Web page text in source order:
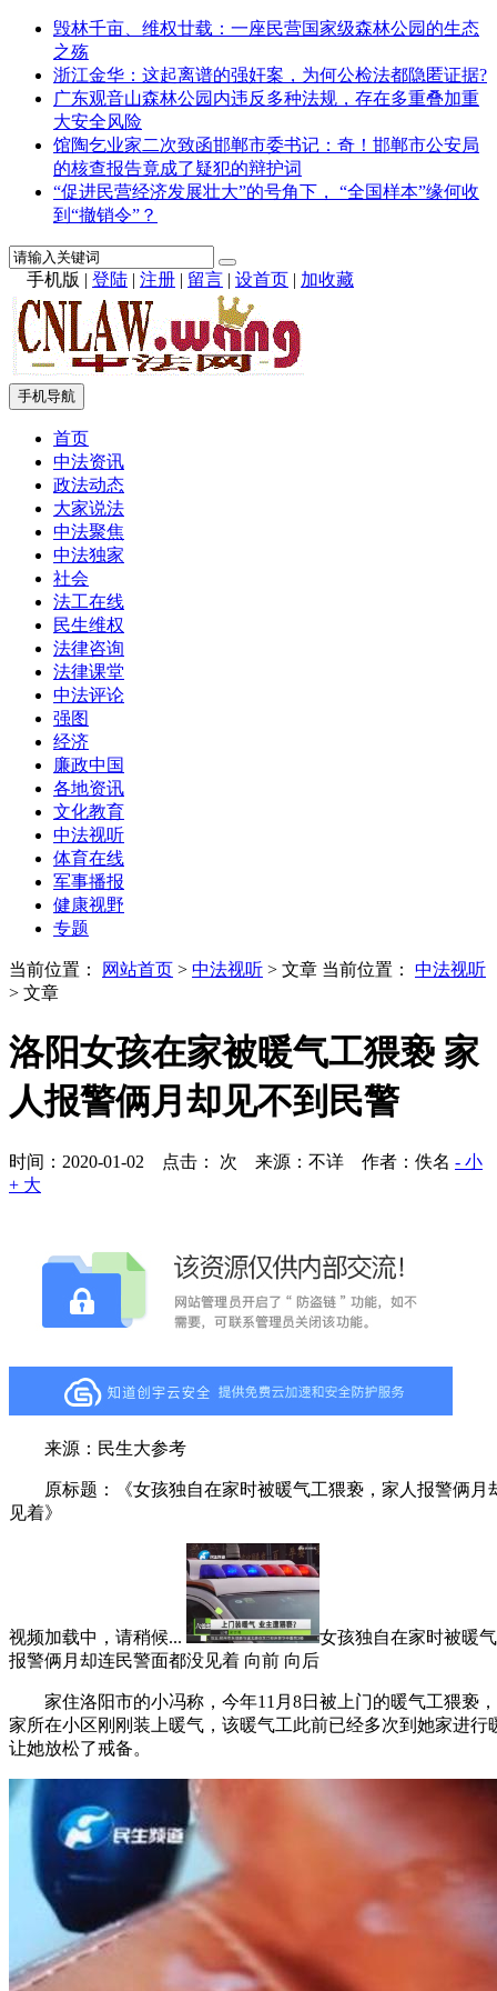
毁林千亩、维权廿载：一座民营国家级森林公园的生态
之殇
浙江金华：这起离谱的强奸案，为何公检法都隐匿证据?
广东观音山森林公园内违反多种法规，存在多重叠加重
大安全风险
馆陶乞业家二次致函邯郸市委书记：奇！邯郸市公安局
的核查报告竟成了疑犯的辩护词
“促进民营经济发展壮大”的号角下， “全国样本”缘何收
到“撤销令”？
手机版 | 登陆 | 注册 | 留言 | 设首页 | 加收藏
手机导航
首页
中法资讯
政法动态
大家说法
中法聚焦
中法独家
社会
法工在线
民生维权
法律咨询
法律课堂
中法评论
强图
经济
廉政中国
各地资讯
文化教育
中法视听
体育在线
军事播报
健康视野
专题
当前位置： 网站首页 > 中法视听 > 文章 当前位置： 中法视听
> 文章
洛阳女孩在家被暖气工猥亵 家
人报警俩月却见不到民警
时间：2020-01-02 点击： 次 来源：不详 作者：佚名 - 小
+ 大
来源：民生大参考
原标题：《女孩独自在家时被暖气工猥亵，家人报警俩月
见着》
视频加载中，请稍候...
女孩独自在家时被暖
报警俩月却连民警面都没见着 向前 向后
家住洛阳市的小冯称，今年11月8日被上门的暖气工猥亵
家所在小区刚刚装上暖气，该暖气工此前已经多次到她家进行
让她放松了戒备。